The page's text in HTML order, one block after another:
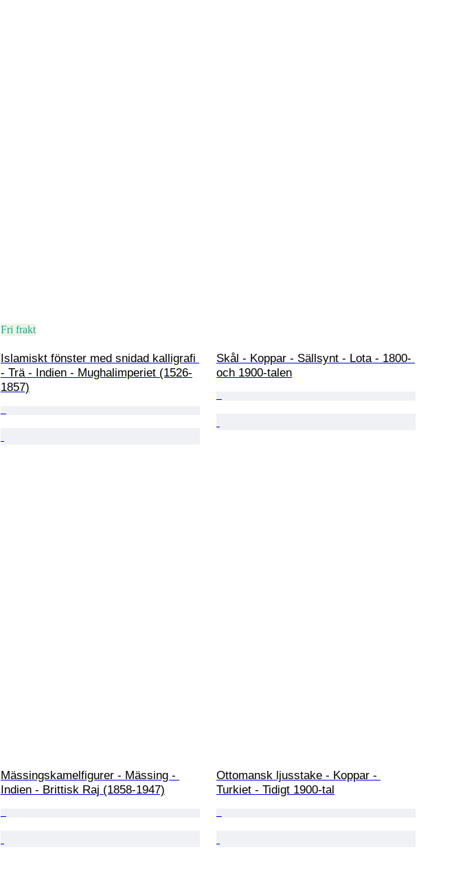
Fri frakt
Islamiskt fönster med snidad kalligrafi
- Trä - Indien - Mughalimperiet (1526-
1857)
Skål - Koppar - Sällsynt - Lota - 1800-
och 1900-talen
Mässingskamelfigurer - Mässing -
Indien - Brittisk Raj (1858-1947)
Ottomansk ljusstake - Koppar -
Turkiet - Tidigt 1900-tal